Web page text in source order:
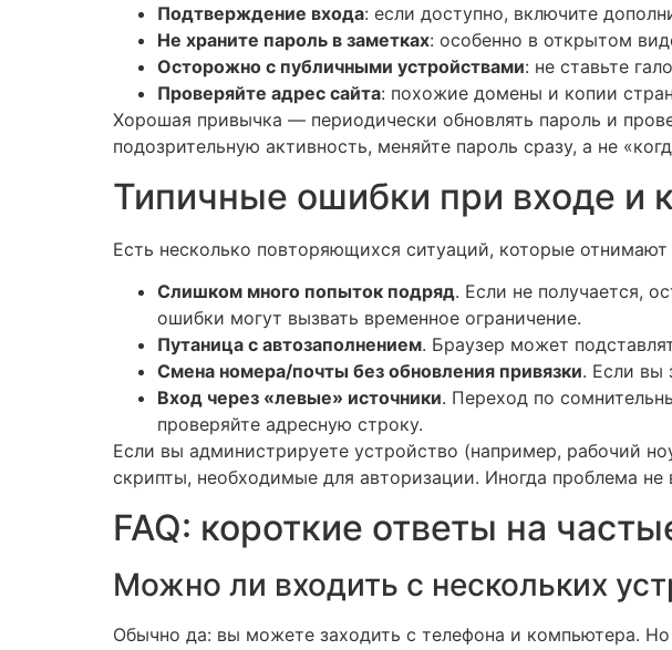
Подтверждение входа: если доступно, включите
Не храните пароль в заметках: особенно в открытом
Осторожно с публичными устройствами: не ставьте
Проверяйте адрес сайта: похожие домены и копии
Хорошая привычка — периодически обновлять пароль и
подозрительную активность, меняйте пароль сразу, а не
Типичные ошибки при входе и
Есть несколько повторяющихся ситуаций, которые
Слишком много попыток подряд. Если не получается,
ошибки могут вызвать временное ограничение.
Путаница с автозаполнением. Браузер может
Смена номера/почты без обновления привязки. Если вы
Вход через «левые» источники. Переход по
проверяйте адресную строку.
Если вы администрируете устройство (например, рабочий
скрипты, необходимые для авторизации. Иногда проблема не
FAQ: короткие ответы на
Можно ли входить с нескольких
Обычно да: вы можете заходить с телефона и компьютера.